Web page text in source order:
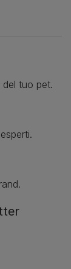
del tuo pet.